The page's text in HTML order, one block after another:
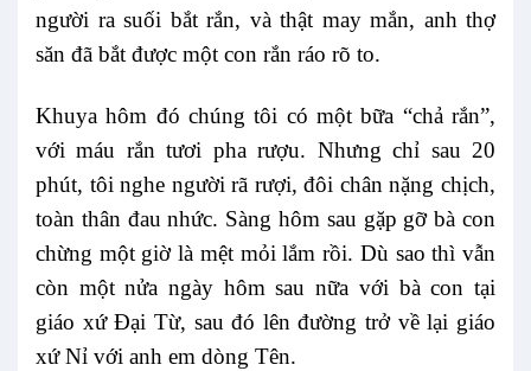
người ra suối bắt rắn, và thật may mắn, anh thợ
săn đã bắt được một con rắn ráo rõ to.
Khuya hôm đó chúng tôi có một bữa “chả rắn”,
với máu rắn tươi pha rượu. Nhưng chỉ sau 20
phút, tôi nghe người rã rượi, đôi chân nặng chịch,
toàn thân đau nhức. Sàng hôm sau gặp gỡ bà con
chừng một giờ là mệt mỏi lắm rồi. Dù sao thì vẫn
còn một nửa ngày hôm sau nữa với bà con tại
giáo xứ Đại Từ, sau đó lên đường trở về lại giáo
xứ Nỉ với anh em dòng Tên.